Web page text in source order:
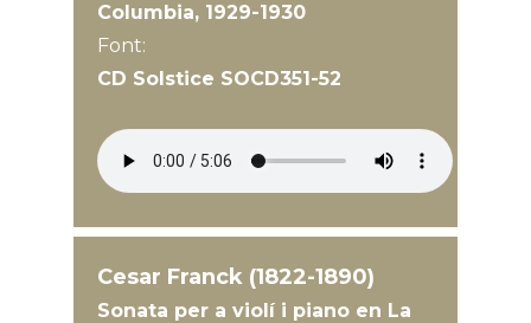
Columbia, 1929-1930
Font:
CD Solstice SOCD351-52
Cesar Franck (1822-1890)
Sonata per a violí i piano en La